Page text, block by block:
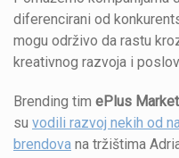
diferencirani od
mogu održivo da rastu
kreativnog razvoja i
Brending tim ePlus
su vodili razvoj nekih od
brendova na tržištima